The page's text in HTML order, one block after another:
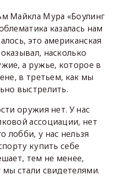
Майкла Мура «Боулинг
казалась нам
это американская
насколько
а ружье, которое в
в третьем, как мы
выстрелить.
оружия нет. У нас
ассоциации, нет
лобби, у нас нельзя
купить себе
тем не менее,
стали свидетелями.